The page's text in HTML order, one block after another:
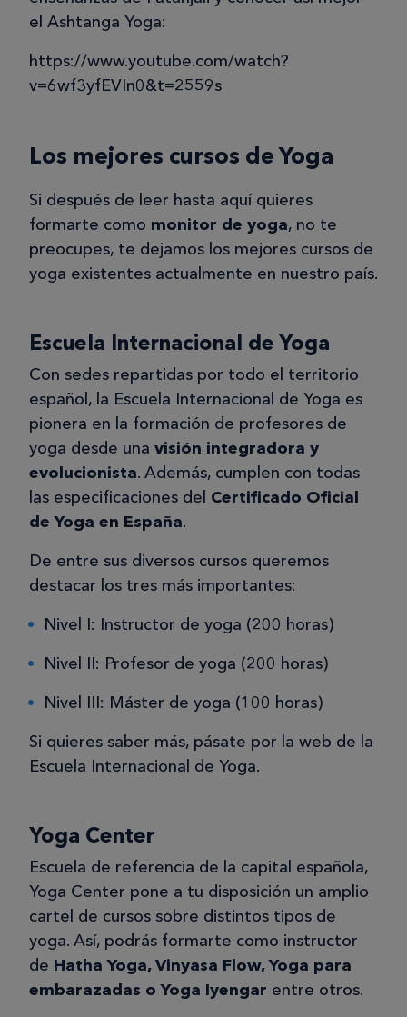
el Ashtanga Yoga:
https://www.youtube.com/watch?
v=6wf3yfEVIn0&t=2559s
Los mejores cursos de Yoga
Si después de leer hasta aquí quieres
formarte como monitor de yoga, no te
preocupes, te dejamos los mejores cursos de
yoga existentes actualmente en nuestro país.
Escuela Internacional de Yoga
Con sedes repartidas por todo el territorio
español, la Escuela Internacional de Yoga es
pionera en la formación de profesores de
yoga desde una visión integradora y
evolucionista. Además, cumplen con todas
las especificaciones del Certificado Oficial
de Yoga en España.
De entre sus diversos cursos queremos
destacar los tres más importantes:
Nivel I: Instructor de yoga (200 horas)
Nivel II: Profesor de yoga (200 horas)
Nivel III: Máster de yoga (100 horas)
Si quieres saber más, pásate por la web de la
Escuela Internacional de Yoga.
Yoga Center
Escuela de referencia de la capital española,
Yoga Center pone a tu disposición un amplio
cartel de cursos sobre distintos tipos de
yoga. Así, podrás formarte como instructor
de Hatha Yoga, Vinyasa Flow, Yoga para
embarazadas o Yoga Iyengar entre otros.